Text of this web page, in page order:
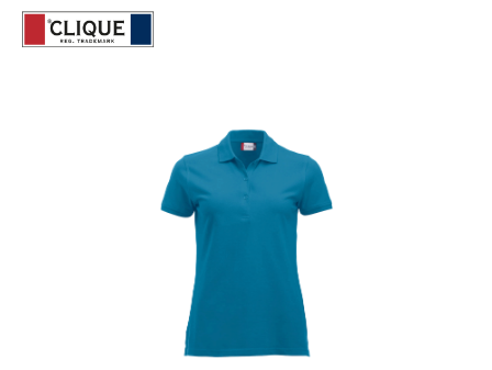
Bildergalerie überspringen